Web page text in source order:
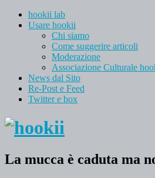
hookii lab
Usare hookii
Chi siamo
Come suggerire articoli
Moderazione
Associazione Culturale
News dal Sito
Re-Post e Feed
Twitter e box
La mucca è caduta ma